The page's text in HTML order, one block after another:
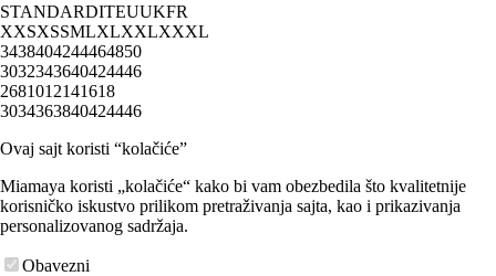
STANDARDITEUUKFR
XXSXSSMLXLXXLXXXL
3438404244464850
3032343640424446
2681012141618
3034363840424446
Ovaj sajt koristi “kolačiće”
Miamaya koristi „kolačiće“ kako bi vam obezbedila što kvalitetnije
korisničko iskustvo prilikom pretraživanja sajta, kao i prikazivanja
personalizovanog sadržaja.
Obavezni